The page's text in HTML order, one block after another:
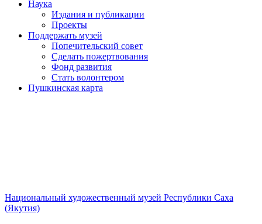
Наука
Издания и публикации
Проекты
Поддержать музей
Попечительский совет
Сделать пожертвования
Фонд развития
Стать волонтером
Пушкинская карта
Национальный художественный музей Республики Саха
(Якутия)